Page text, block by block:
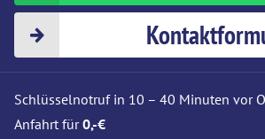
Schlüsselnotruf in 10 – 40 Minuten vor
Anfahrt für0,-€